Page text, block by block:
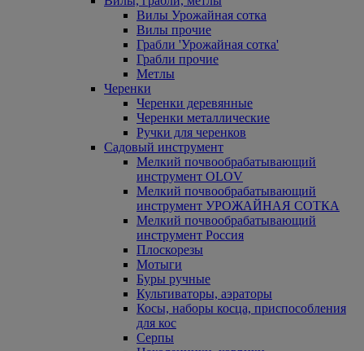
Вилы Урожайная сотка
Вилы прочие
Грабли 'Урожайная сотка'
Грабли прочие
Метлы
Черенки
Черенки деревянные
Черенки металлические
Ручки для черенков
Садовый инструмент
Мелкий почвообрабатывающий
инструмент OLOV
Мелкий почвообрабатывающий
инструмент УРОЖАЙНАЯ СОТКА
Мелкий почвообрабатывающий
инструмент Россия
Плоскорезы
Мотыги
Буры ручные
Культиваторы, аэраторы
Косы, наборы косца, приспособления
для кос
Серпы